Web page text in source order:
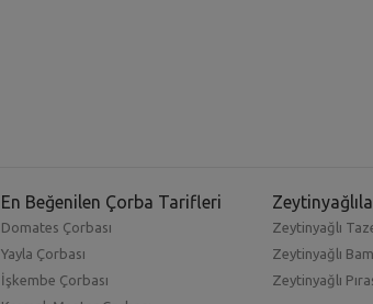
En Beğenilen Çorba Tarifleri
Domates Çorbası
Yayla Çorbası
İşkembe Çorbası
Zeytinyağlı
Zeytinyağlı
Zeytinyağlı